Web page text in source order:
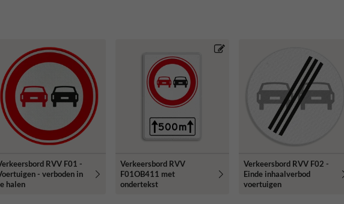
RVV F01 -
- verboden in
halen
Verkeersbord RVV
F01OB411 met
ondertekst
Verkeersbord RVV F02 -
Einde inhaalverbod
voertuigen